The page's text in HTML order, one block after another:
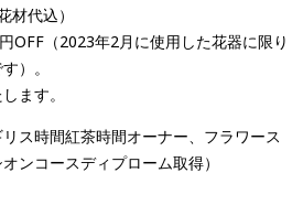
代込）
OFF（2023年2月に使用した花器に限り
）。
ます。
時間紅茶時間オーナー、フラワース
ンコースディプローム取得）